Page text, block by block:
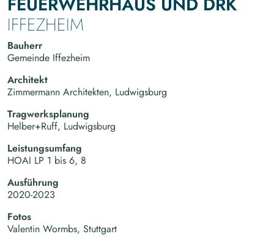
IFFEZHEIM
Bauherr
Gemeinde Iffezheim
Architekt
Zimmermann Architekten, Ludwigsburg
Tragwerksplanung
Helber+Ruff, Ludwigsburg
Leistungsumfang
HOAI LP 1 bis 6, 8
Ausführung
2020-2023
Fotos
Valentin Wormbs, Stuttgart